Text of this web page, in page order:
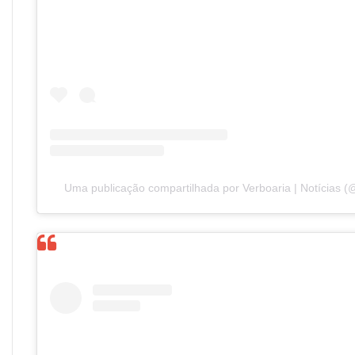
Uma publicação compartilhada por Verboaria | Notícias